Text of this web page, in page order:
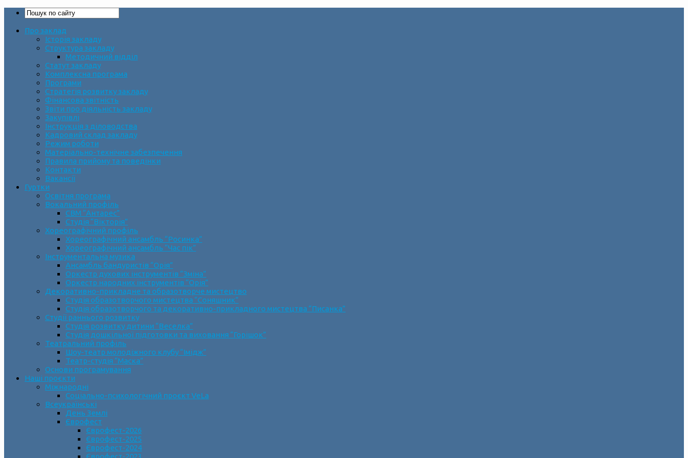
Про заклад
Історія закладу
Структура закладу
Методичний відділ
Статут закладу
Комплексна програма
Програми
Стратегія розвитку закладу
Фінансова звітність
Звіти про діяльність закладу
Закупівлі
Інструкція з діловодства
Кадровий склад закладу
Режим роботи
Матеріально-технічне забезпечення
Правила прийому та поведінки
Контакти
Вакансії
Гуртки
Освітня програма
Вокальний профіль
СВМ “Антарес”
Студія “Вікторія”
Хореографічний профіль
Хореографічний ансамбль “Росинка”
Хореографічний ансамбль “Час пік”
Інструментальна музика
Ансамбль бандуристів “Орія”
Оркестр духових інструментів “Зміна”
Оркестр народних інструментів “Орія”
Декоративно-прикладне та образотворче мистецтво
Cтудія образотворчого мистецтва “Соняшник”
Студія образотворчого та декоративно-прикладного мистецтва “Писанка”
Студії раннього розвитку
Студія розвитку дитини “Веселка”
Студія дошкільної підготовки та виховання “Горішок”
Театральний профіль
Шоу-театр молодіжного клубу “Імідж”
Театр-студія “Маска”
Основи програмування
Наші проєкти
Міжнародні
Соціально-психологічний проєкт VeLa
Всеукраїнські
День Землі
Єврофест
Єврофест-2026
Єврофест-2025
Єврофест-2024
Єврофест-2023